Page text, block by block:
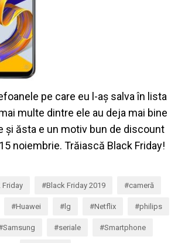
pe care eu l-aș salva în lista
multe dintre ele au deja mai bine
și ăsta e un motiv bun de discount
noiembrie. Trăiască Black Friday!
Friday Black Friday 2019 cameră
Huawei lg Netflix philips
Samsung seriale Smartphone